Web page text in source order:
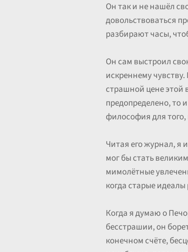
Он так и не нашёл
довольствоваться
разбирают часы,
Он сам выстроил
искреннему
страшной цене этой
предопределено, то
философия для того,
Читая его журнал, я
мог бы стать
мимолётные
когда старые
Когда я думаю о
бесстрашии, он
конечном счёте,